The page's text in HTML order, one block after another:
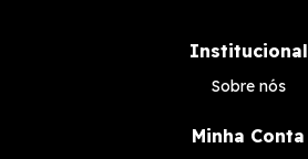
Institucional
Sobre nós
Minha Conta